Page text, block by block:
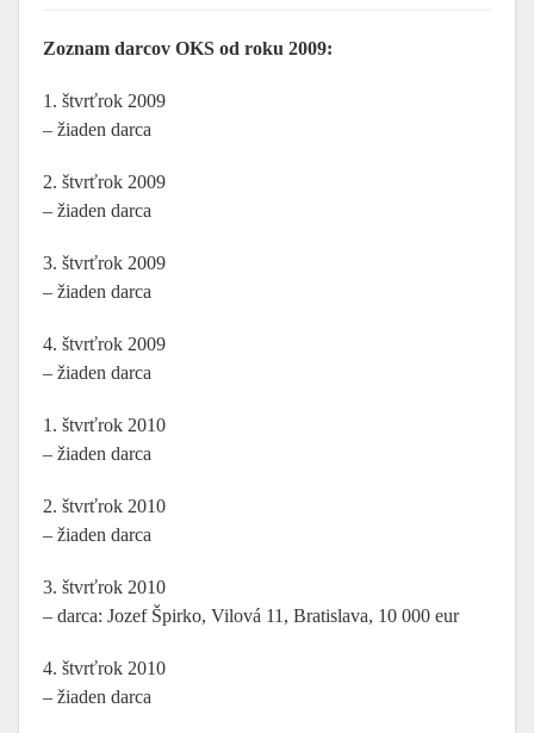
Zoznam darcov OKS od roku 2009:
1. štvrťrok 2009
– žiaden darca
2. štvrťrok 2009
– žiaden darca
3. štvrťrok 2009
– žiaden darca
4. štvrťrok 2009
– žiaden darca
1. štvrťrok 2010
– žiaden darca
2. štvrťrok 2010
– žiaden darca
3. štvrťrok 2010
– darca: Jozef Špirko, Vilová 11, Bratislava, 10 000 eur
4. štvrťrok 2010
– žiaden darca